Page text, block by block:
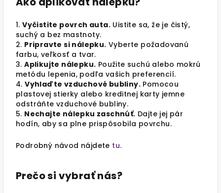
1.Vyčistite povrch auta. Uistite sa, že je čistý,
suchý a bez mastnoty.
2. Pripravte si nálepku. Vyberte požadovanú
farbu, veľkosť a tvar.
3.Aplikujte nálepku. Použite suchú alebo mokrú
metódu lepenia, podľa vašich preferencií.
4.Vyhlaďte vzduchové bubliny. Pomocou
plastovej stierky alebo kreditnej karty jemne
odstráňte vzduchové bubliny.
5. Nechajte nálepku zaschnúť. Dajte jej pár
hodín, aby sa plne prispôsobila povrchu.
Podrobný návod nájdete tu.
Prečo si vybrať nás?